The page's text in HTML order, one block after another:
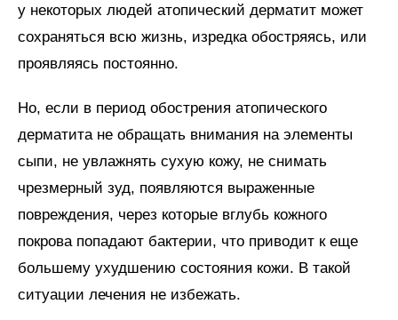
у некоторых людей атопический дерматит может
сохраняться всю жизнь, изредка обостряясь, или
проявляясь постоянно.
Но, если в период обострения атопического
дерматита не обращать внимания на элементы
сыпи, не увлажнять сухую кожу, не снимать
чрезмерный зуд, появляются выраженные
повреждения, через которые вглубь кожного
покрова попадают бактерии, что приводит к еще
большему ухудшению состояния кожи. В такой
ситуации лечения не избежать.